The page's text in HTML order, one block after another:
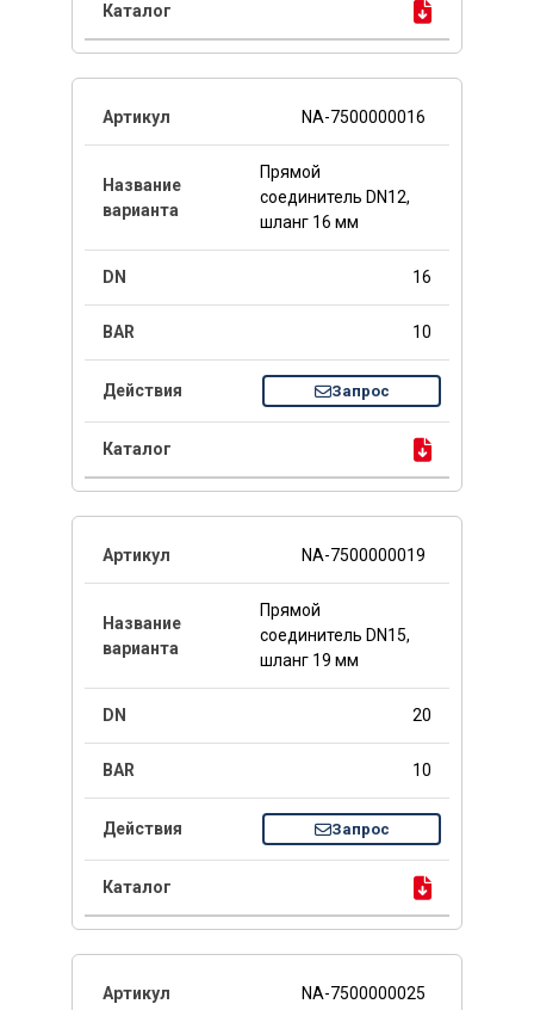
NA-7500000016
Прямой
соединитель DN12,
шланг 16 мм
16
10
Запрос
NA-7500000019
Прямой
соединитель DN15,
шланг 19 мм
20
10
Запрос
NA-7500000025